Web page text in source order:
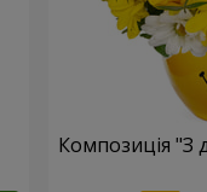
Композиція "З